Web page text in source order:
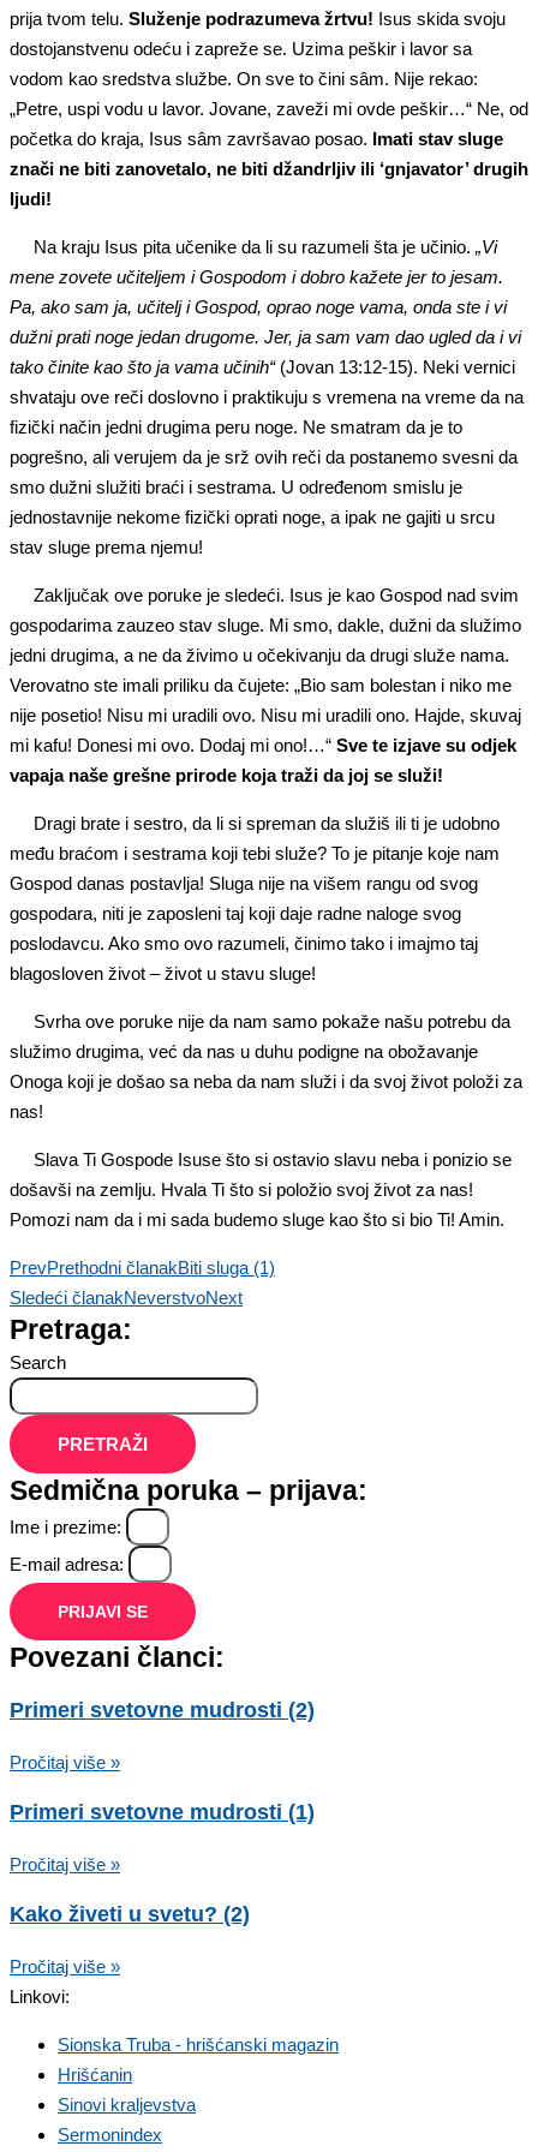
prija tvom telu. Služenje podrazumeva žrtvu! Isus skida svoju
dostojanstvenu odeću i zapreže se. Uzima peškir i lavor sa
vodom kao sredstva službe. On sve to čini sâm. Nije rekao:
„Petre, uspi vodu u lavor. Jovane, zaveži mi ovde peškir…“ Ne, od
početka do kraja, Isus sâm završavao posao. Imati stav sluge
znači ne biti zanovetalo, ne biti džandrljiv ili ‘gnjavator’ drugih
ljudi!
Na kraju Isus pita učenike da li su razumeli šta je učinio. „Vi
mene zovete učiteljem i Gospodom i dobro kažete jer to jesam.
Pa, ako sam ja, učitelj i Gospod, oprao noge vama, onda ste i vi
dužni prati noge jedan drugome. Jer, ja sam vam dao ugled da i vi
tako činite kao što ja vama učinih“(Jovan 13:12-15). Neki vernici
shvataju ove reči doslovno i praktikuju s vremena na vreme da na
fizički način jedni drugima peru noge. Ne smatram da je to
pogrešno, ali verujem da je srž ovih reči da postanemo svesni da
smo dužni služiti braći i sestrama. U određenom smislu je
jednostavnije nekome fizički oprati noge, a ipak ne gajiti u srcu
stav sluge prema njemu!
Zaključak ove poruke je sledeći. Isus je kao Gospod nad svim
gospodarima zauzeo stav sluge. Mi smo, dakle, dužni da služimo
jedni drugima, a ne da živimo u očekivanju da drugi služe nama.
Verovatno ste imali priliku da čujete: „Bio sam bolestan i niko me
nije posetio! Nisu mi uradili ovo. Nisu mi uradili ono. Hajde, skuvaj
mi kafu! Donesi mi ovo. Dodaj mi ono!…“ Sve te izjave su odjek
vapaja naše grešne prirode koja traži da joj se služi!
Dragi brate i sestro, da li si spreman da služiš ili ti je udobno
među braćom i sestrama koji tebi služe? To je pitanje koje nam
Gospod danas postavlja! Sluga nije na višem rangu od svog
gospodara, niti je zaposleni taj koji daje radne naloge svog
poslodavcu. Ako smo ovo razumeli, činimo tako i imajmo taj
blagosloven život – život u stavu sluge!
Svrha ove poruke nije da nam samo pokaže našu potrebu da
služimo drugima, već da nas u duhu podigne na obožavanje
Onoga koji je došao sa neba da nam služi i da svoj život položi za
nas!
Slava Ti Gospode Isuse što si ostavio slavu neba i ponizio se
došavši na zemlju. Hvala Ti što si položio svoj život za nas!
Pomozi nam da i mi sada budemo sluge kao što si bio Ti! Amin.
PrevPrethodni članakBiti sluga (1)
Sledeći članakNeverstvoNext
Pretraga:
Search
PRETRAŽI
Sedmična poruka – prijava:
Ime i prezime:
E-mail adresa:
PRIJAVI SE
Povezani članci:
Primeri svetovne mudrosti (2)
Pročitaj više »
Primeri svetovne mudrosti (1)
Pročitaj više »
Kako živeti u svetu? (2)
Pročitaj više »
Linkovi:
Sionska Truba - hrišćanski magazin
Hrišćanin
Sinovi kraljevstva
Sermonindex